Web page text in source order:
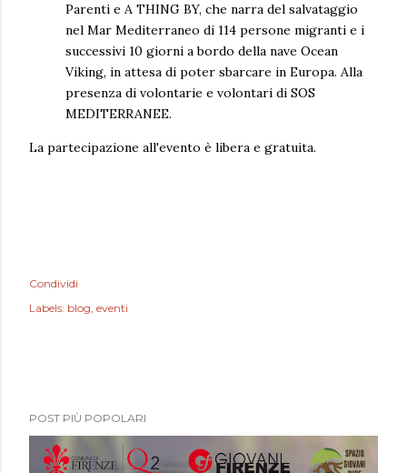
Parenti e A THING BY, che narra del salvataggio
nel Mar Mediterraneo di 114 persone migranti e i
successivi 10 giorni a bordo della nave Ocean
Viking, in attesa di poter sbarcare in Europa. Alla
presenza di volontarie e volontari di SOS
MEDITERRANEE.
La partecipazione all'evento è libera e gratuita.
Condividi
Labels: blog eventi
POST PIÙ POPOLARI